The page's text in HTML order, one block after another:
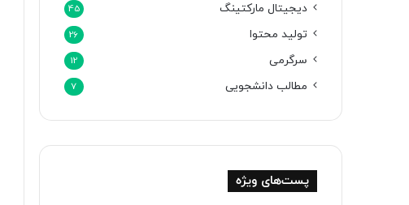
دیجیتال مارکتینگ 45
تولید محتوا 26
سرگرمی 12
مطالب دانشجویی 7
پست‌های ویژه